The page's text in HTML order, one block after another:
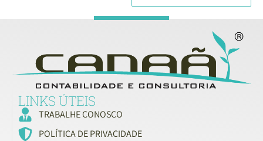
LINKS ÚTEIS
TRABALHE CONOSCO
POLÍTICA DE PRIVACIDADE